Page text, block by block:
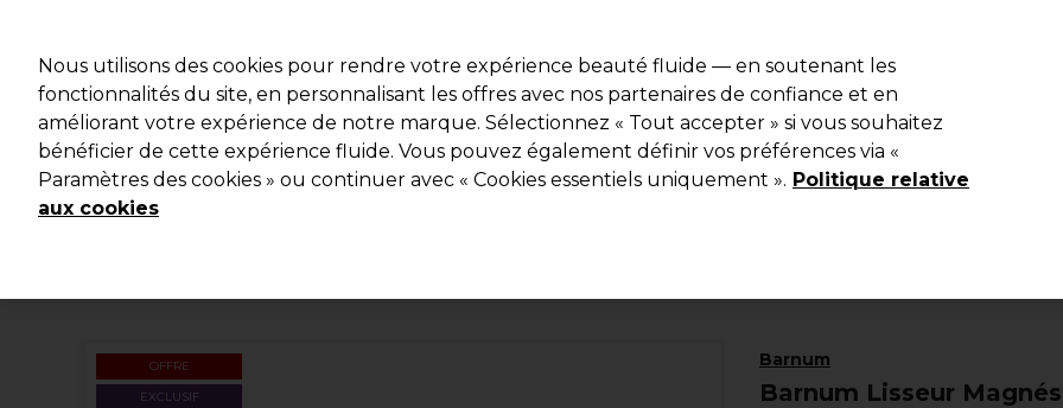
Rechercher
Marques
Bons plans Coiffure Electro et Matériel Equipement de salon Beauté Hommes
Livraison et délais
Barnum
Barnum Lisseur
OFFRE
EXCLUSIF
Nous utilisons des cookies pour rendre votre expérience beauté fluide — en soutenant les
fonctionnalités du site, en personnalisant les offres avec nos partenaires de confiance et en
améliorant votre expérience de notre marque. Sélectionnez « Tout accepter » si vous souhaitez
bénéficier de cette expérience fluide. Vous pouvez également définir vos préférences via «
Paramètres des cookies » ou continuer avec « Cookies essentiels uniquement ». Politique relative
aux cookies